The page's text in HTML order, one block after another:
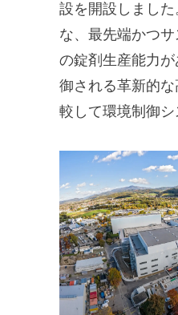
設を開設しまし
な、最先端かつ
の錠剤生産能力
御される革新的
較して環境制御